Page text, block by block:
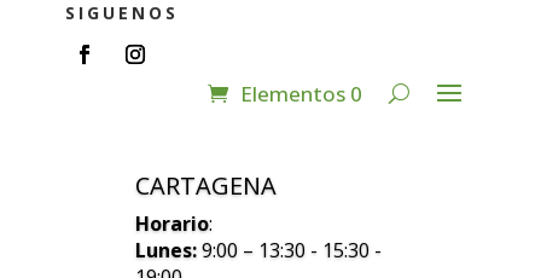
SIGUENOS
Elementos 0
CARTAGENA
Horario:
Lunes:9:00 – 13:30 - 15:30 -